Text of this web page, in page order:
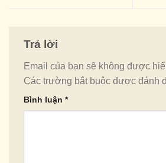
Trả lời
Email của bạn sẽ không được
Các trường bắt buộc được đánh
Bình luận *